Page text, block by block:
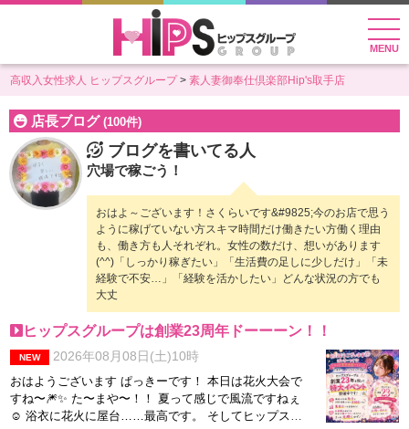
MENU
高収入女性求人 ヒップスグループ 素人妻御奉仕倶楽部Hip's取手店
店長ブログ (100件)
ブログを書いてる人
穴場で稼ごう！
おはよ～ございます！さくらいです&#9825;今のお店で思う
ように稼げていない方スキマ時間だけ働きたい方働く理由
も、働き方も人それぞれ。女性の数だけ、想いがあります
(^^)「しっかり稼ぎたい」「生活費の足しに少しだけ」「未
経験で不安…」「経験を活かしたい」どんな状況の方でも
大丈
ヒップスグループは創業23周年ドーーーン！！
NEW 2026年08月08日(土)10時
おはようございます ぱっきーです！ 本日は花火大会で
すね〜🎆✨ た〜まや〜！！ 夏って感じで風流ですねぇ
☺️ 浴衣に花火に屋台……最高です。 そしてヒップスグ